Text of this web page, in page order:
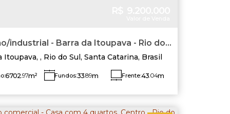
industrial - Barra da Itoupava - Rio do
Itoupava , Rio do Sul, Santa Catarina, Brasil
6702.97m² Fundos:33.89m Frente:43.04m